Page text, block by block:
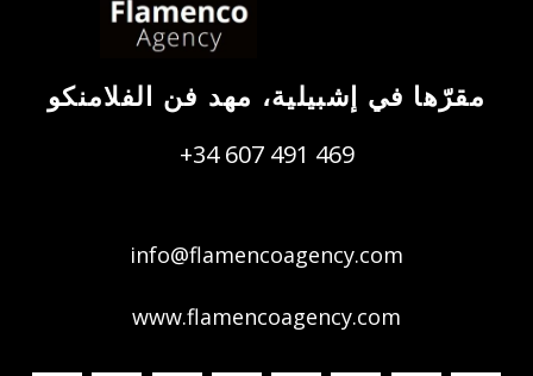
مقرّها في إشبيلية، مهد فن الفلامنكو
+34 607 491 469
info@flamencoagency.com
www.flamencoagency.com